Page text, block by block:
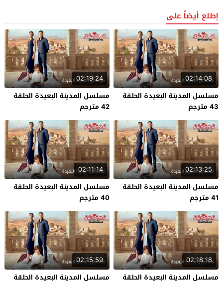
إطلع أيضاً على
02:14:08
مسلسل المدينة البعيدة الحلقة
43 مترجم
02:19:24
مسلسل المدينة البعيدة الحلقة
42 مترجم
02:13:25
مسلسل المدينة البعيدة الحلقة
41 مترجم
02:11:14
مسلسل المدينة البعيدة الحلقة
40 مترجم
02:18:18
مسلسل المدينة البعيدة الحلقة
02:15:59
مسلسل المدينة البعيدة الحلقة